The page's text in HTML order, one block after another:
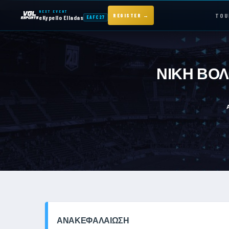
NEXT EVENT
eKypello Elladas EAFC27 REGISTER →
NEXT EVENT — REGISTER NOW
eKypello Elladas
ΝΙΚΗ
ΑΝΑΚΕΦΑΛΑΊΩΣΗ